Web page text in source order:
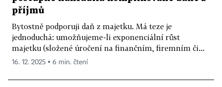
příjmů
Bytostně podporuji daň z majetku. Má teze je
jednoduchá: umožňujeme-li exponenciální růst
majetku (složené úročení na finančním, firemním či...
16. 12. 2025 ▪ 6 min. čtení